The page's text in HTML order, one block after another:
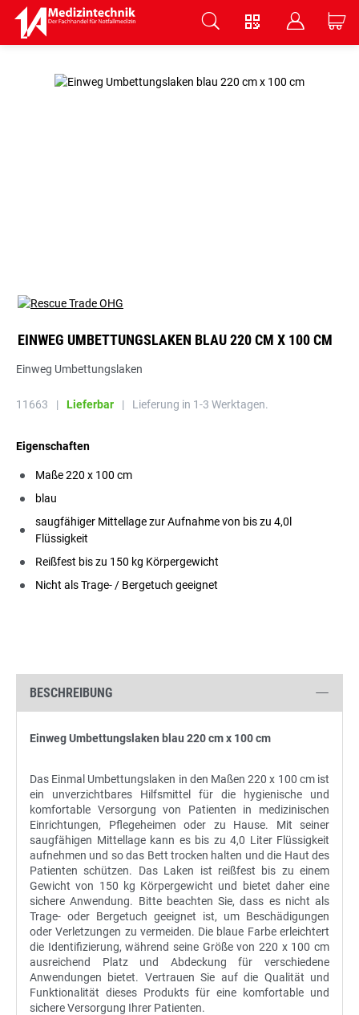
V B C
EINWEG UMBETTUNGSLAKEN BLAU 220 CM X 100 CM
Einweg Umbettungslaken
11663 | Lieferbar | Lieferung in 1-3 Werktagen.
Eigenschaften
Maße 220 x 100 cm
blau
saugfähiger Mittellage zur Aufnahme von bis zu 4,0l
Flüssigkeit
Reißfest bis zu 150 kg Körpergewicht
Nicht als Trage- / Bergetuch geeignet
BESCHREIBUNG
Einweg Umbettungslaken blau 220 cm x 100 cm
Das Einmal Umbettungslaken in den Maßen 220 x 100 cm ist
ein unverzichtbares Hilfsmittel für die hygienische und
komfortable Versorgung von Patienten in medizinischen
Einrichtungen, Pflegeheimen oder zu Hause. Mit seiner
saugfähigen Mittellage kann es bis zu 4,0 Liter Flüssigkeit
aufnehmen und so das Bett trocken halten und die Haut des
Patienten schützen. Das Laken ist reißfest bis zu einem
Gewicht von 150 kg Körpergewicht und bietet daher eine
sichere Anwendung. Bitte beachten Sie, dass es nicht als
Trage- oder Bergetuch geeignet ist, um Beschädigungen
oder Verletzungen zu vermeiden. Die blaue Farbe erleichtert
die Identifizierung, während seine Größe von 220 x 100 cm
ausreichend Platz und Abdeckung für verschiedene
Anwendungen bietet. Vertrauen Sie auf die Qualität und
Funktionalität dieses Produkts für eine komfortable und
sichere Versorgung Ihrer Patienten.